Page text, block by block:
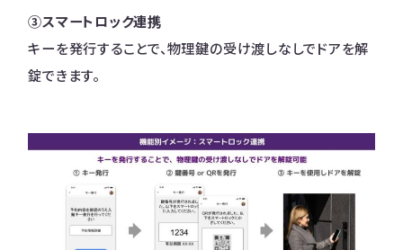
③スマートロック連携
キーを発行することで、物理鍵の受け渡しなしでドアを解
錠できます。